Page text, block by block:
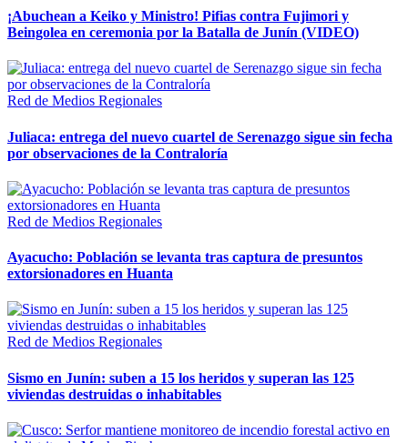
¡Abuchean a Keiko y Ministro! Pifias contra Fujimori y
Beingolea en ceremonia por la Batalla de Junín (VIDEO)
Red de Medios Regionales
Juliaca: entrega del nuevo cuartel de Serenazgo sigue sin fecha
por observaciones de la Contraloría
Red de Medios Regionales
Ayacucho: Población se levanta tras captura de presuntos
extorsionadores en Huanta
Red de Medios Regionales
Sismo en Junín: suben a 15 los heridos y superan las 125
viviendas destruidas o inhabitables